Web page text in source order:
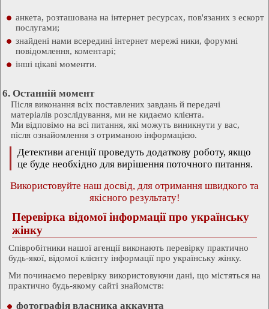
анкета, розташована на інтернет ресурсах, пов'язаних з ескорт
послугами;
знайдені нами всередині інтернет мережі ники, форумні
повідомлення, коментарі;
інші цікаві моменти.
6. Останній момент
Після виконання всіх поставлених завдань й передачі
матеріалів розслідування, ми не кидаємо клієнта.
Ми відповімо на всі питання, які можуть виникнути у вас,
після ознайомлення з отриманою інформацією.
Детективи агенції проведуть додаткову роботу, якщо
це буде необхідно для вирішення поточного питання.
Використовуйте наш досвід, для отримання швидкого та
якісного результату!
Перевірка відомої інформації про українську
жінку
Співробітники нашої агенції виконають перевірку практично
будь-якої, відомої клієнту інформації про українську жінку.
Ми починаємо перевірку використовуючи дані, що містяться на
практично будь-якому сайті знайомств:
фотографія власника аккаунта